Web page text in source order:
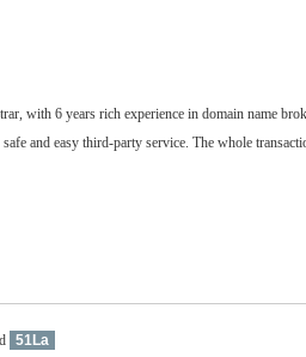
with 6 years rich experience in domain name
and easy third-party service. The whole
51La